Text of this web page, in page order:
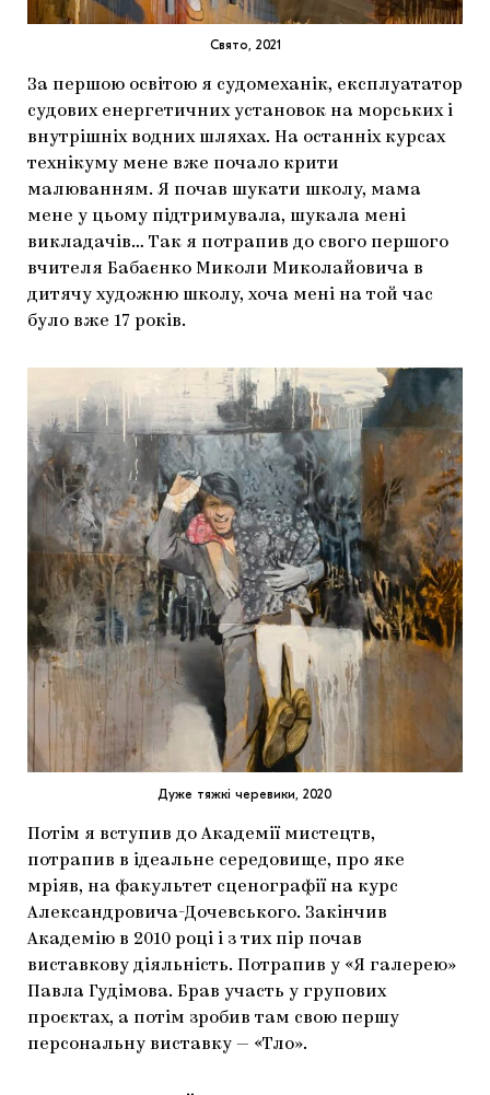
Cвято, 2021
За першою освітою я судомеханік, експлуататор
судових енергетичних установок на морських і
внутрішніх водних шляхах. На останніх курсах
технікуму мене вже почало крити
малюванням. Я почав шукати школу, мама
мене у цьому підтримувала, шукала мені
викладачів… Так я потрапив до свого першого
вчителя Бабаєнко Миколи Миколайовича в
дитячу художню школу, хоча мені на той час
було вже 17 років.
Дуже тяжкі черевики, 2020
Потім я вступив до Академії мистецтв,
потрапив в ідеальне середовище, про яке
мріяв, на факультет сценографії на курс
Александровича-Дочевського. Закінчив
Академію в 2010 році і з тих пір почав
виставкову діяльність. Потрапив у «Я галерею»
Павла Гудімова. Брав участь у групових
проєктах, а потім зробив там свою першу
персональну виставку — «Тло».